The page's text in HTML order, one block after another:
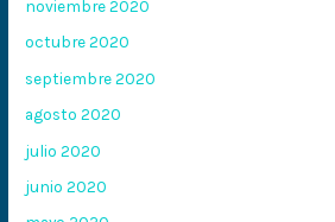
noviembre 2020
octubre 2020
septiembre 2020
agosto 2020
julio 2020
junio 2020